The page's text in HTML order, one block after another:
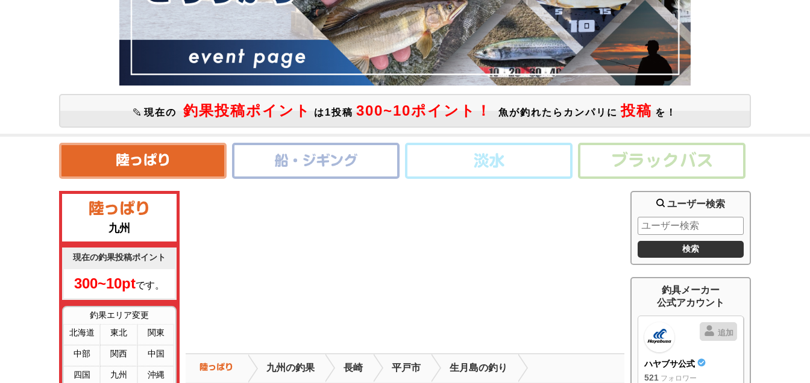
現在の 釣果投稿ポイント は1投稿 300~10ポイント！ 魚が釣れたらカンパリに 投稿 を！
九州
現在の釣果投稿ポイント
300~10ptです。
釣果エリア変更
北海道
東北 関東
中部 関西 中国
四国 九州 沖縄
九州の釣果 長崎 平戸市 生月島の釣り
ユーザー検索
釣具メーカー
公式アカウント
追加
ハヤブサ公式
521 フォロワー